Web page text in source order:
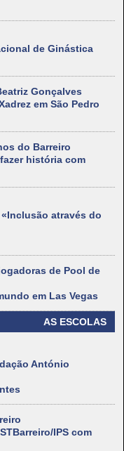
de Ginástica
Gonçalves
em São Pedro
do Barreiro
história com
através do
de Pool de
em Las Vegas
AS ESCOLAS
António
IPS com